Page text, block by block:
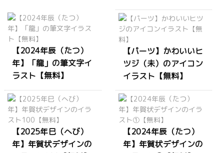
【2024年辰（たつ）
年】「龍」の筆文字イ
ラスト【無料】
【パーツ】かわいいヒ
ツジ（未）のアイコン
イラスト【無料】
【2025年巳（へび）
年】年賀状デザインの
【2024年辰（たつ）
年】年賀状デザインの